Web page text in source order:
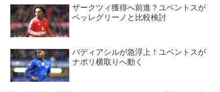
ザークツィ獲得へ前進？ユベントスが
ペッレグリーノと比較検討
バディアシルが急浮上！ユベントスが
ナポリ横取りへ動く